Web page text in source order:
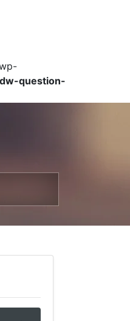
question-